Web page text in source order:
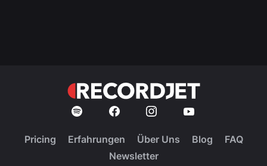
Pricing Erfahrungen Über Uns Blog
FAQ
Newsletter